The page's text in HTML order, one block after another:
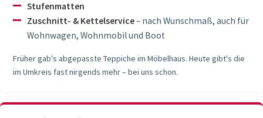
Stufenmatten
Zuschnitt- & Kettelservice– nach Wunschmaß, auch für
Wohnwagen, Wohnmobil und Boot
Früher gab's abgepasste Teppiche im Möbelhaus. Heute gibt's die
im Umkreis fast nirgends mehr – bei uns schon.